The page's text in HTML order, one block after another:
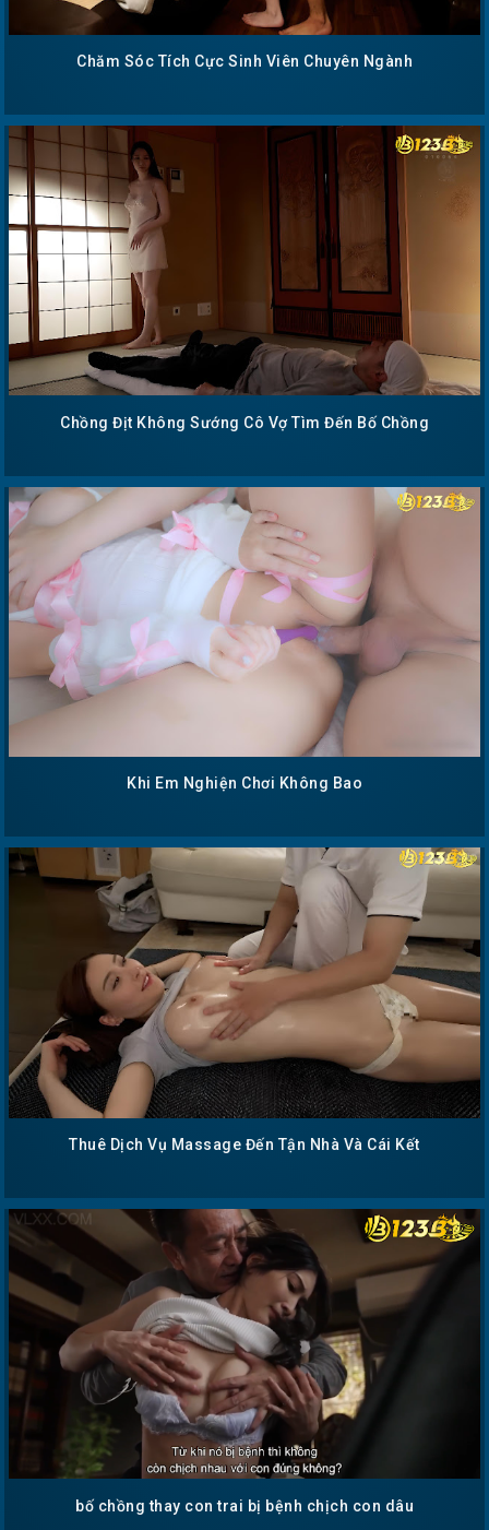
Chăm Sóc Tích Cực Sinh Viên Chuyên Ngành
Chồng Địt Không Sướng Cô Vợ Tìm Đến Bố Chồng
Khi Em Nghiện Chơi Không Bao
Thuê Dịch Vụ Massage Đến Tận Nhà Và Cái Kết
bố chồng thay con trai bị bệnh chịch con dâu